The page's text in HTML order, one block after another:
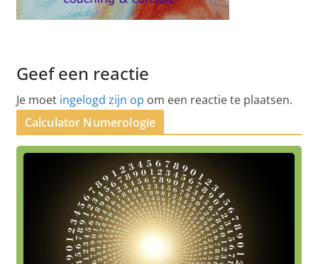
Geef een reactie
Je moet ingelogd zijn op om een reactie te plaatsen.
Calculator Numerologie